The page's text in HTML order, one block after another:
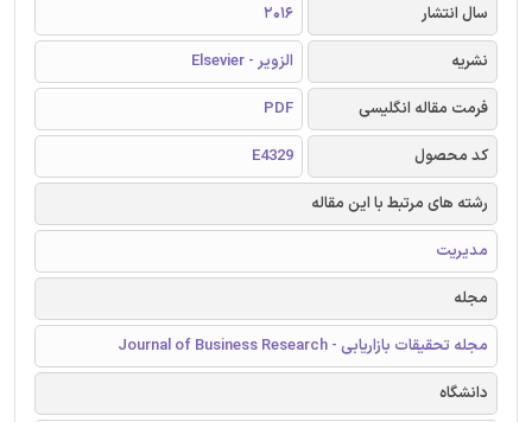
سال انتشار
2016
نشریه
الزویر - Elsevier
فرمت مقاله انگلیسی
PDF
کد محصول
E4329
رشته های مرتبط با این مقاله
مدیریت
مجله
مجله تحقیقات بازاریابی - Journal of Business Research
دانشگاه